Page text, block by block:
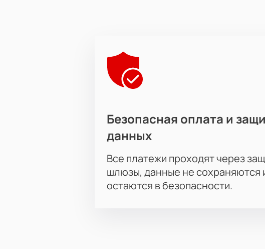
Безопасная оплата и
данных
Все платежи проходят через
шлюзы, данные не сохраняются
остаются в безопасности.